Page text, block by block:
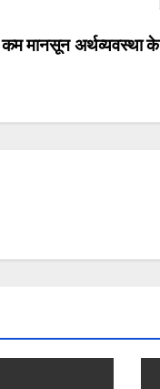
कम मानसून अर्थव्यवस्था के